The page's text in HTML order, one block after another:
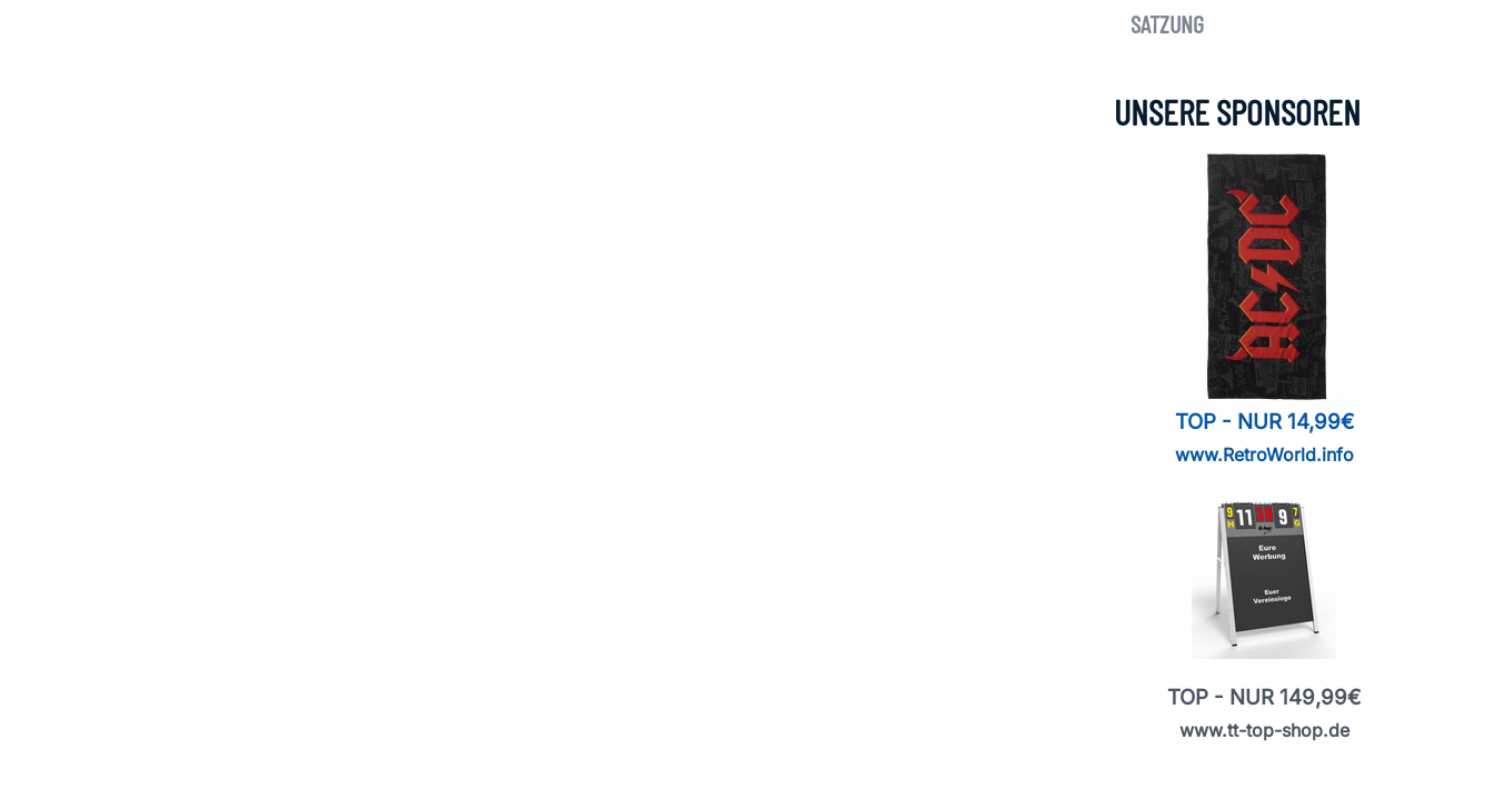
SATZUNG
UNSERE SPONSOREN
TOP - NUR 14,99€
www.RetroWorld.info
TOP - NUR 149,99€
www.tt-top-shop.de